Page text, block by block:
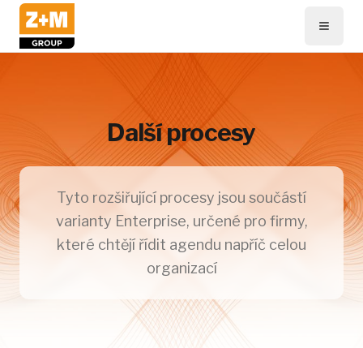
Další procesy
Tyto rozšiřující procesy jsou součástí
varianty Enterprise, určené pro firmy,
které chtějí řídit agendu napříč celou
organizací